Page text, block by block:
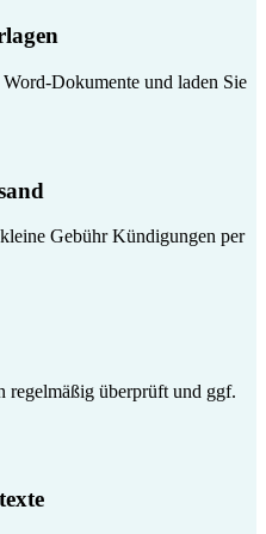
Dokumente und laden Sie
Gebühr Kündigungen per
regelmäßig überprüft und ggf.